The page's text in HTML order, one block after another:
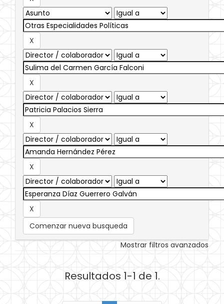
Comenzar nueva busqueda
Mostrar filtros avanzados
Resultados 1-1 de 1.